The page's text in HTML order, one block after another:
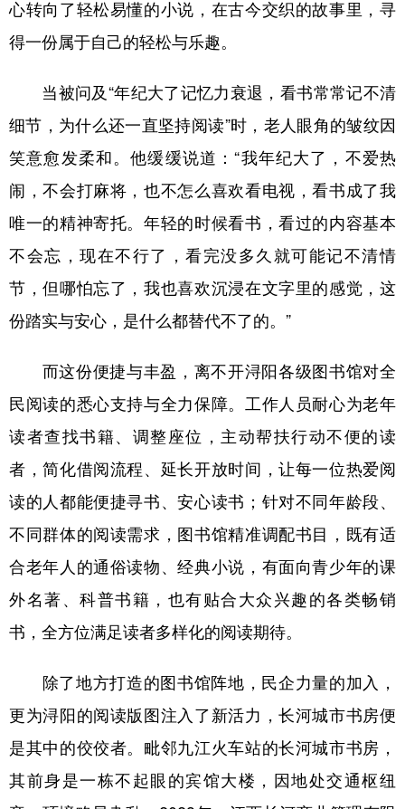
心转向了轻松易懂的小说，在古今交织的故事里，寻
得一份属于自己的轻松与乐趣。
当被问及“年纪大了记忆力衰退，看书常常记不清
细节，为什么还一直坚持阅读”时，老人眼角的皱纹因
笑意愈发柔和。他缓缓说道：“我年纪大了，不爱热
闹，不会打麻将，也不怎么喜欢看电视，看书成了我
唯一的精神寄托。年轻的时候看书，看过的内容基本
不会忘，现在不行了，看完没多久就可能记不清情
节，但哪怕忘了，我也喜欢沉浸在文字里的感觉，这
份踏实与安心，是什么都替代不了的。”
而这份便捷与丰盈，离不开浔阳各级图书馆对全
民阅读的悉心支持与全力保障。工作人员耐心为老年
读者查找书籍、调整座位，主动帮扶行动不便的读
者，简化借阅流程、延长开放时间，让每一位热爱阅
读的人都能便捷寻书、安心读书；针对不同年龄段、
不同群体的阅读需求，图书馆精准调配书目，既有适
合老年人的通俗读物、经典小说，有面向青少年的课
外名著、科普书籍，也有贴合大众兴趣的各类畅销
书，全方位满足读者多样化的阅读期待。
除了地方打造的图书馆阵地，民企力量的加入，
更为浔阳的阅读版图注入了新活力，长河城市书房便
是其中的佼佼者。毗邻九江火车站的长河城市书房，
其前身是一栋不起眼的宾馆大楼，因地处交通枢纽